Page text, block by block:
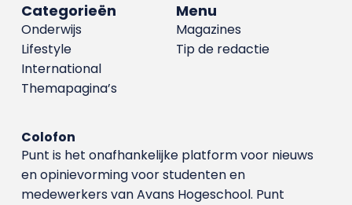
Menu
Magazines
Tip de redactie
Categorieën
Onderwijs
Lifestyle
International
Themapagina’s
Colofon
Punt is het onafhankelijke platform voor nieuws
en opinievorming voor studenten en
medewerkers van Avans Hoge­school. Punt